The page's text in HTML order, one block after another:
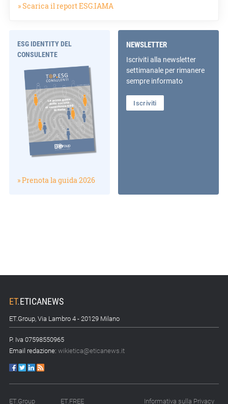
» Scarica il report ESG.IAMA
ESG IDENTITY DEL
CONSULENTE
» Prenota la guida 2026
NEWSLETTER
Iscriviti alla newsletter
settimanale per rimanere
sempre informato
Iscriviti
ET.ETICANEWS
ET.Group, Via Lambro 4 - 20129 Milano
P. Iva 07598550965
Email redazione: wikietica@eticanews.it
ET.Group ET.FREE Informativa sulla Privacy